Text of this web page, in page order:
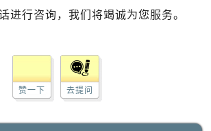
进行咨询，我们将竭诚为您服务。
赞一下 去提问